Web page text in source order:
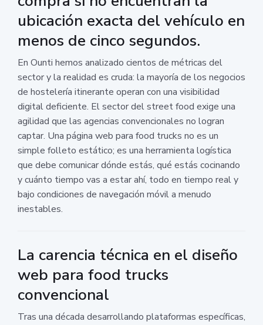
ubicación exacta del vehículo en
menos de cinco segundos.
En Ounti hemos analizado cientos de métricas del
sector y la realidad es cruda: la mayoría de los negocios
de hostelería itinerante operan con una visibilidad
digital deficiente. El sector del street food exige una
agilidad que las agencias convencionales no logran
captar. Una página web para food trucks no es un
simple folleto estático; es una herramienta logística
que debe comunicar dónde estás, qué estás cocinando
y cuánto tiempo vas a estar ahí, todo en tiempo real y
bajo condiciones de navegación móvil a menudo
inestables.
La carencia técnica en el diseño
web para food trucks
convencional
Tras una década desarrollando plataformas específicas,